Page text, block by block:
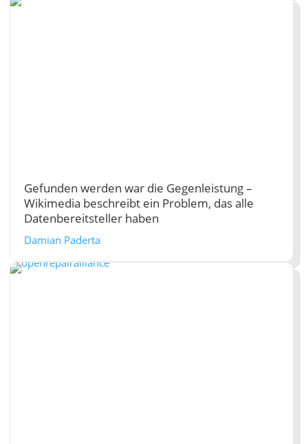
Gefunden werden war die Gegenleistung –
Wikimedia beschreibt ein Problem, das alle
Datenbereitsteller haben
Damian Paderta